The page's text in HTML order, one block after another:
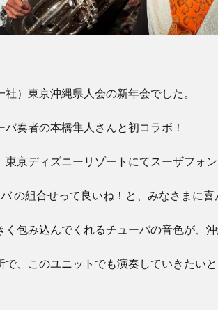
社）東京沖縄県人会の新年会でした。
バ奏者の本橋隼人さんと初コラボ！
東京ディズニーリゾートにてスーザフォ
の組合せって良いね！と、みなさまに
く包み込んでくれるチューバの音色が、
で、このユニットでも演奏していきたい